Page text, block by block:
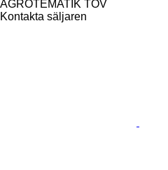
AGROTEMATIK TOV
Kontakta säljaren